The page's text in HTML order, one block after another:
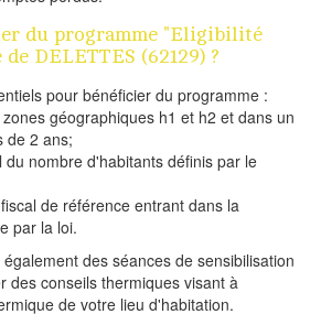
du programme "Eligibilité
DELETTES (62129) ?
pour bénéficier du programme :
géographiques h1 et h2 et dans un
de 2 ans;
du nombre d'habitants définis par le
de référence entrant dans la
par la loi.
des séances de sensibilisation
des conseils thermiques visant à
de votre lieu d'habitation.